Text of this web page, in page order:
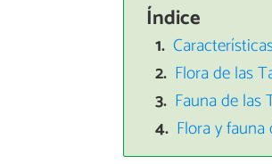
Índice
Flora de las
Fauna de las
Flora y